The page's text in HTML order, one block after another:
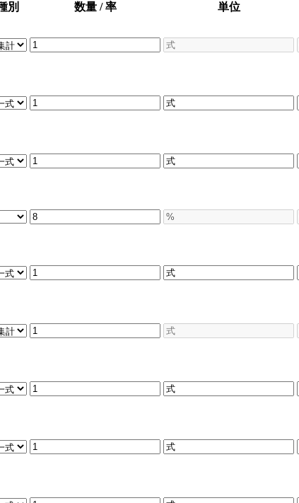
別 数量 / 率 単位